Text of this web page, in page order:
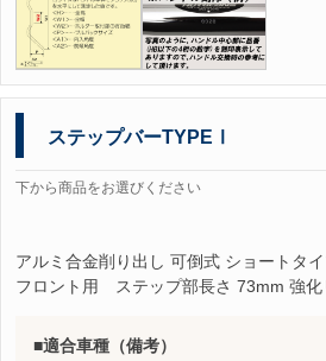
ステップバーTYPEⅠ
下から商品をお選びください
アルミ合金削り出し 可倒式 ショートタ
フロント用 ステップ部長さ 73mm 強化
適合車種（備考）